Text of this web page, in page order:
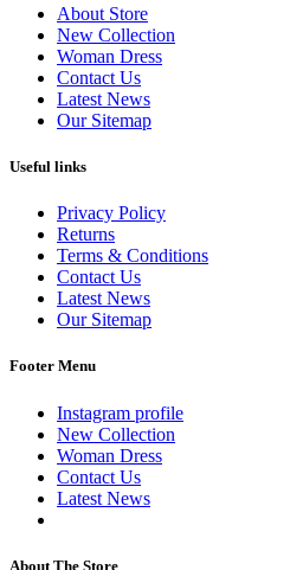
About Store
New Collection
Woman Dress
Contact Us
Latest News
Our Sitemap
Useful links
Privacy Policy
Returns
Terms & Conditions
Contact Us
Latest News
Our Sitemap
Footer Menu
Instagram profile
New Collection
Woman Dress
Contact Us
Latest News
About The Store